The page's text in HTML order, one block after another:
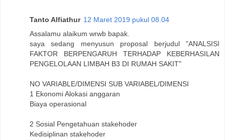
Tanto Alfiathur 12 Maret 2019 pukul 08.04
Assalamu alaikum wrwb bapak.
saya sedang menyusun proposal berjudul "ANALSISI
FAKTOR BERPENGARUH TERHADAP KEBERHASILAN
PENGELOLAAN LIMBAH B3 DI RUMAH SAKIT"
NO VARIABLE/DIMENSI SUB VARIABEL/DIMENSI
1 Ekonomi Alokasi anggaran
Biaya operasional
2 Sosial Pengetahuan stakehoder
Kedisiplinan stakehoder